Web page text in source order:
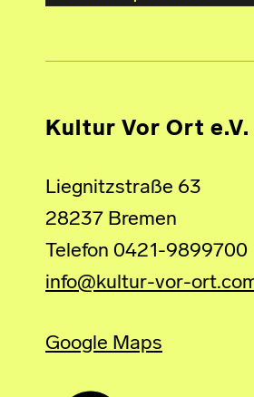
Kultur Vor Ort e.V.
Liegnitzstraße 63
28237 Bremen
Telefon 0421-9899700
info@kultur-vor-
Google Maps